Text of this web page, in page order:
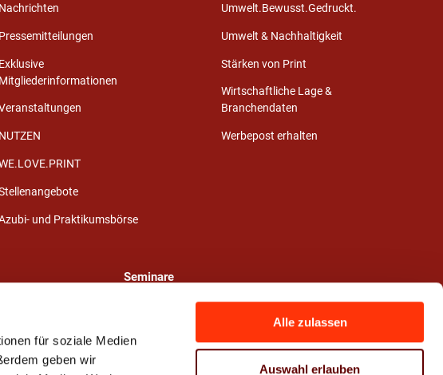
für soziale Medien
geben wir
Alle zulassen
Auswahl erlauben
Nachrichten
Pressemitteilungen
Exklusive
Mitgliederinformationen
NUTZEN
und Praktikumsbörse
Umwelt.Bewusst.Gedruckt.
Umwelt & Nachhaltigkeit
Stärken von Print
Wirtschaftliche Lage &
Branchendaten
Werbepost erhalten
Seminare